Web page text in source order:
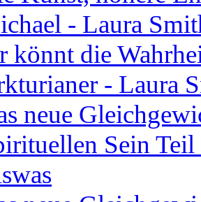
- Laura
könnt die
- Laura
neue
Sein